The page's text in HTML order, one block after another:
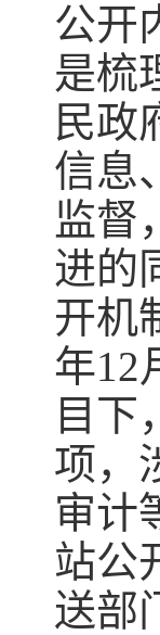
公开
是梳
民政
信息
监督
进的
开机
年12
目下
项，
审计
站公
送部